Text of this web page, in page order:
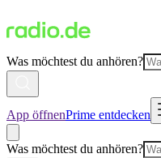
Was möchtest du anhören?
App öffnenPrime entdecken
Was möchtest du anhören?